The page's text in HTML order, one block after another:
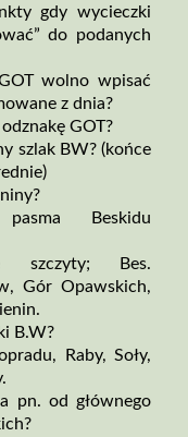
gdy wycieczki
do podanych
wolno wpisać
z dnia?
GOT?
szlak BW? (końce
Beskidu
szczyty; Bes.
Gór Opawskich,
B.W?
Raby, Soły,
pn. od głównego